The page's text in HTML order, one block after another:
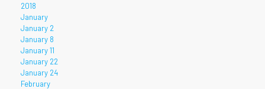
2018
January
January 2
January 8
January 11
January 22
January 24
February